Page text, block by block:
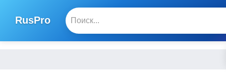
RusPro